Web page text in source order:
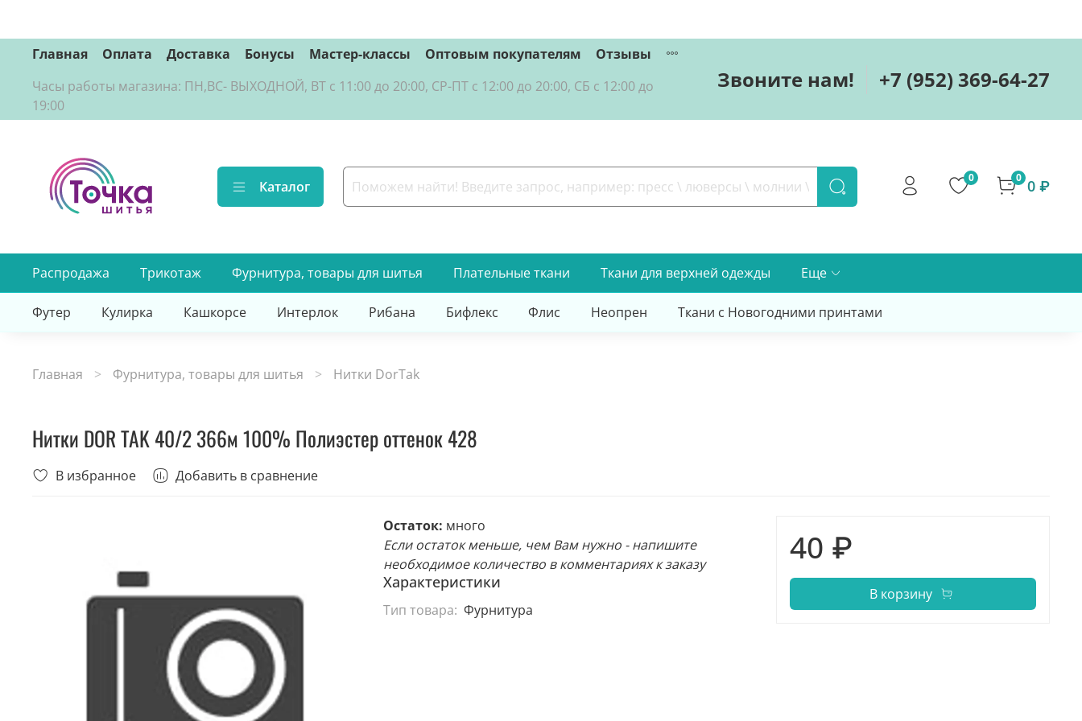
Главная Оплата Доставка Бонусы Мастер-классы Оптовым покупателям
Отзывы
Часы работы магазина: ПН,ВС- ВЫХОДНОЙ, ВТ с 11:00 до 20:00, СР-ПТ с 12:00 до 20:00, СБ с 12:00 до
19:00
Звоните нам! +7 (952) 369-64-27
Каталог
0 0 0 ₽
Распродажа Трикотаж Фурнитура, товары для шитья Плательные ткани Ткани для верхней одежды Еще
Футер Кулирка Кашкорсе Интерлок Рибана Бифлекс Флис Неопрен Ткани с Новогодними принтами
Главная Фурнитура, товары для шитья Нитки DorTak
Нитки DOR TAK 40/2 366м 100% Полиэстер оттенок 428
В избранное Добавить в сравнение
Остаток: много
Если остаток меньше, чем Вам нужно - напишите
необходимое количество в комментариях к заказу
Характеристики
Тип товара: Фурнитура
40 ₽
В корзину